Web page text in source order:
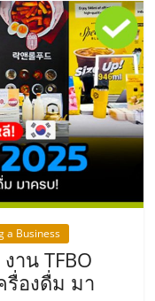
a Business
าน TFBO
รื่องดื่ม มา